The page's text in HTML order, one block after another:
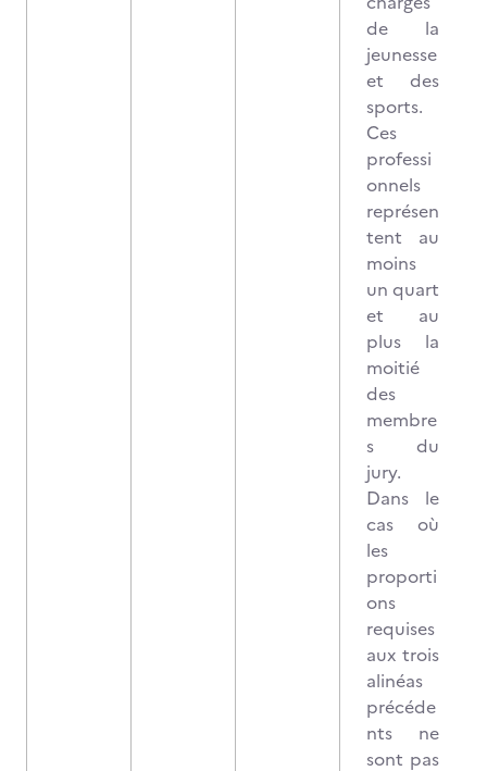
de la
jeunesse
et des
sports.
Ces
professi
onnels
représen
tent au
moins
un quart
et au
plus la
moitié
des
membre
s du
jury.
Dans le
cas où
les
proporti
ons
requises
aux trois
alinéas
précéde
nts ne
sont pas